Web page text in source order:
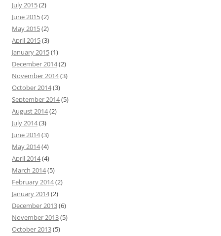
July 2015(2)
June 2015(2)
May 2015(2)
April 2015(3)
January 2015(1)
December 2014(2)
November 2014(3)
October 2014(3)
September 2014(5)
August 2014(2)
July 2014(3)
June 2014(3)
May 2014(4)
April 2014(4)
March 2014(5)
February 2014(2)
January 2014(2)
December 2013(6)
November 2013(5)
October 2013(5)